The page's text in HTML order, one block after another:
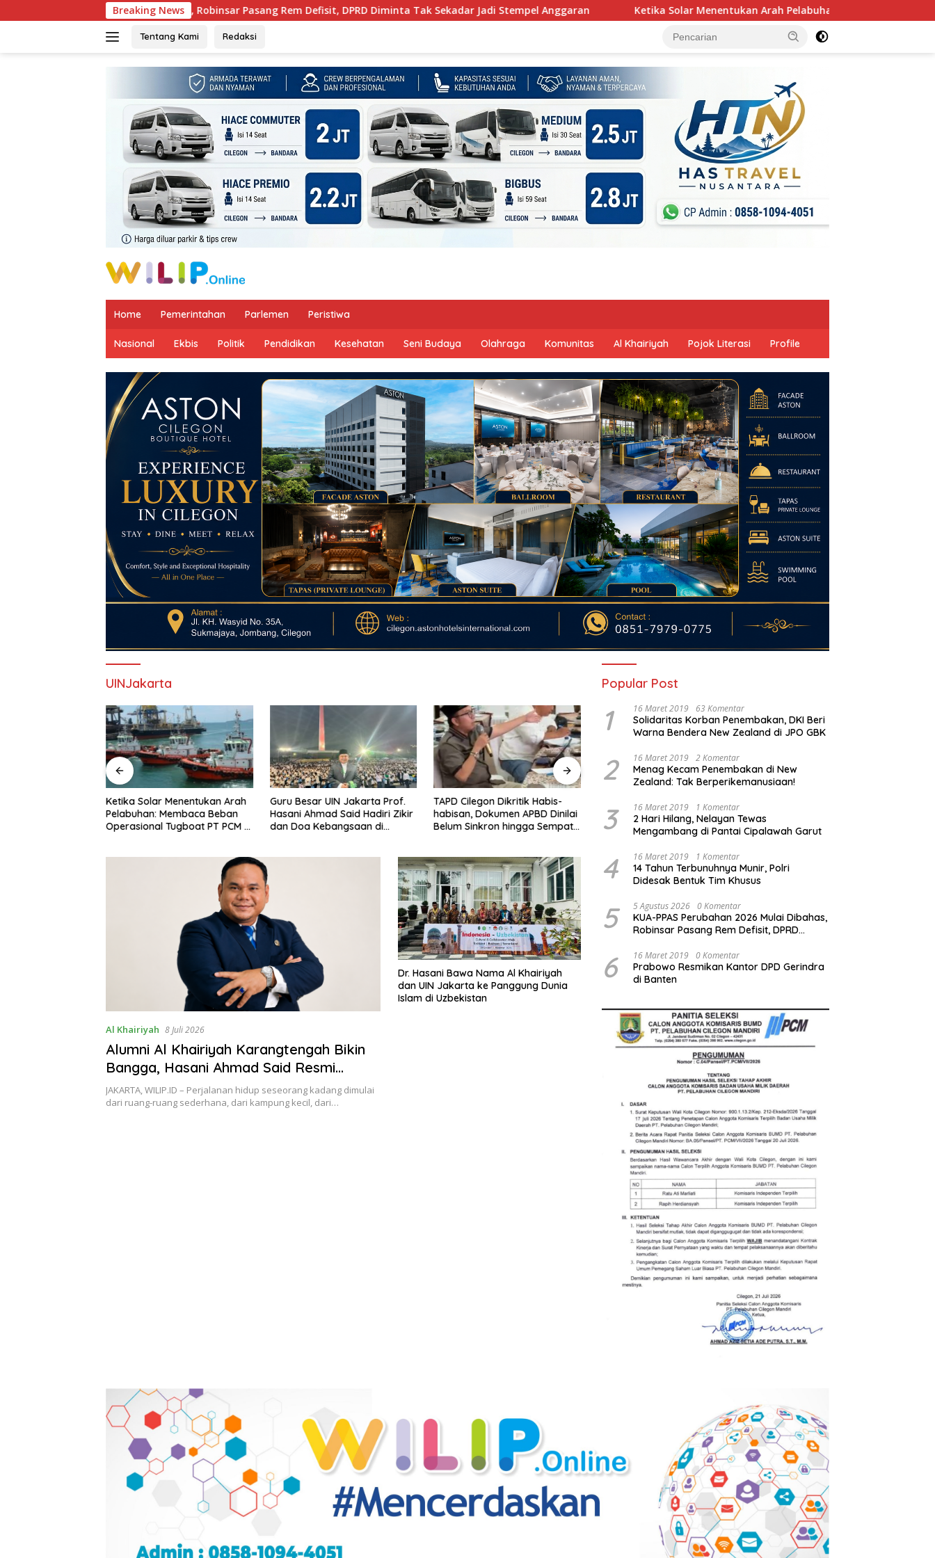
ke
Breaking News
Mulai Dibahas, Robinsar Pasang Rem Defisit, DPRD Diminta Tak Sekadar Jadi Stempel Anggaran Ketika Solar Menentukan Arah Pelabuhan: Membaca Beban Operasional Tugboat
Tentang Kami Redaksi
Home Pemerintahan Parlemen Peristiwa
Nasional Ekbis Politik Pendidikan Kesehatan Seni Budaya Olahraga Komunitas Al Khairiyah Pojok Literasi Profile
UINJakarta
Ketika Solar Menentukan Arah
Pelabuhan: Membaca Beban
Operasional Tugboat PT PCM di
Guru Besar UIN Jakarta Prof.
Hasani Ahmad Said Hadiri Zikir
dan Doa Kebangsaan di
TAPD Cilegon Dikritik Habis-
habisan, Dokumen APBD Dinilai
Belum Sinkron hingga Sempat
PAD atau Mati Gaya? Fauzi
Desviandy Ingatkan Masa
Depan Fiskal Cilegon
Restrukturisasi PT Krakatau
Steel Jangan Berujung PHK
Pekerja Cilegon
Al Khairiyah 8 Juli 2026
Alumni Al Khairiyah Karangtengah Bikin
Bangga, Hasani Ahmad Said Resmi
Menyandang Guru Besar
JAKARTA, WILIP.ID – Perjalanan hidup seseorang kadang dimulai
dari ruang-ruang sederhana, dari kampung kecil, dari…
Dr. Hasani Bawa Nama Al Khairiyah
dan UIN Jakarta ke Panggung Dunia
Islam di Uzbekistan
Popular Post
1 16 Maret 2019 63 Komentar
Solidaritas Korban Penembakan, DKI Beri
Warna Bendera New Zealand di JPO GBK
2 16 Maret 2019 2 Komentar
Menag Kecam Penembakan di New
Zealand: Tak Berperikemanusiaan!
3 16 Maret 2019 1 Komentar
2 Hari Hilang, Nelayan Tewas
Mengambang di Pantai Cipalawah Garut
4 16 Maret 2019 1 Komentar
14 Tahun Terbunuhnya Munir, Polri
Didesak Bentuk Tim Khusus
5 5 Agustus 2026 0 Komentar
KUA-PPAS Perubahan 2026 Mulai Dibahas,
Robinsar Pasang Rem Defisit, DPRD
Anggaran
6 16 Maret 2019 0 Komentar
Prabowo Resmikan Kantor DPD Gerindra
di Banten